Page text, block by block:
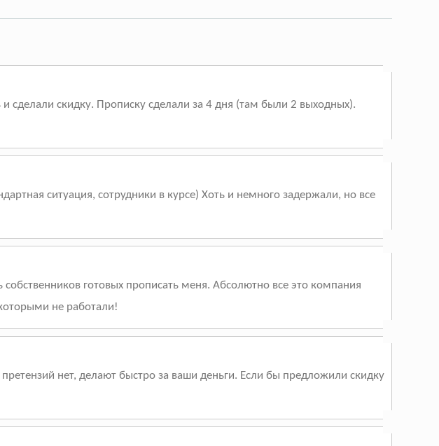
сделали скидку. Прописку сделали за 4 дня (там были 2 выходных).
ситуация, сотрудники в курсе) Хоть и немного задержали, но все
готовых прописать меня. Абсолютно все это компания
не работали!
нет, делают быстро за ваши деньги. Если бы предложили скидку